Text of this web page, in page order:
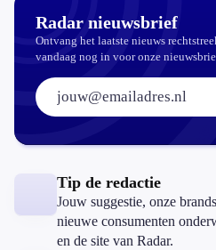
Radar nieuwsbrief
Ontvang het laatste nieuws
vandaag nog in voor onze
E-mailadres:
Tip de redactie
Jouw suggestie, onze
nieuwe consumenten
en de site van Radar.